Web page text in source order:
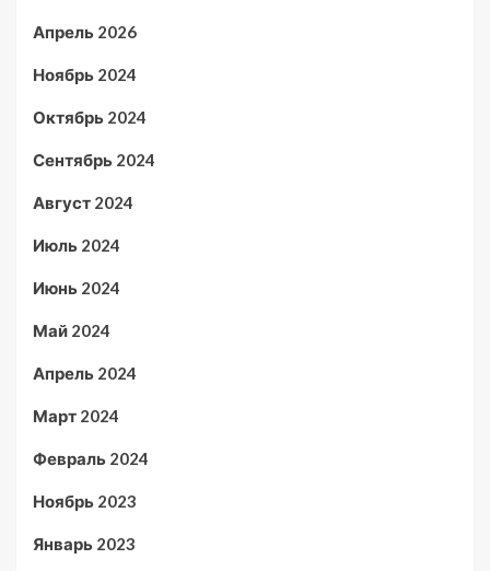
Апрель 2026
Ноябрь 2024
Октябрь 2024
Сентябрь 2024
Август 2024
Июль 2024
Июнь 2024
Май 2024
Апрель 2024
Март 2024
Февраль 2024
Ноябрь 2023
Январь 2023